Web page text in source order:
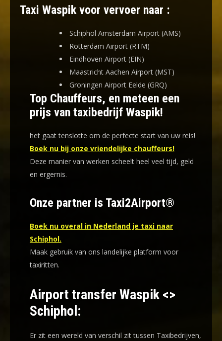
Taxi Waspik voor vervoer naar :
Schiphol Amsterdam Airport (AMS)
Rotterdam Airport (RTM)
Eindhoven Airport (EIN)
Maastricht Aachen Airport (MST)
Groningen Airport Eelde (GRQ)
Top Chauffeurs, en meteen een
prijs van taxibedrijf Waspik!
het gaat tenslotte om de perfecte start van uw reis!
Boek nu bij onze vriendelijke chauffeurs!
Deze manier van werken scheelt heel veel tijd, geld
en ergernis.
Onze partner is Taxi2Airport®
Boek nu overal in Nederland je taxi naar
Schiphol.
Maak gebruik van ons landelijke platform voor
taxiritten.
Airport transfer Waspik <>
Schiphol:
Er zit een wereld van verschil zit tussen Taxibedrijven,